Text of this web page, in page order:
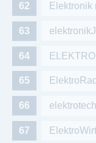
Elektronik
ElektroRad